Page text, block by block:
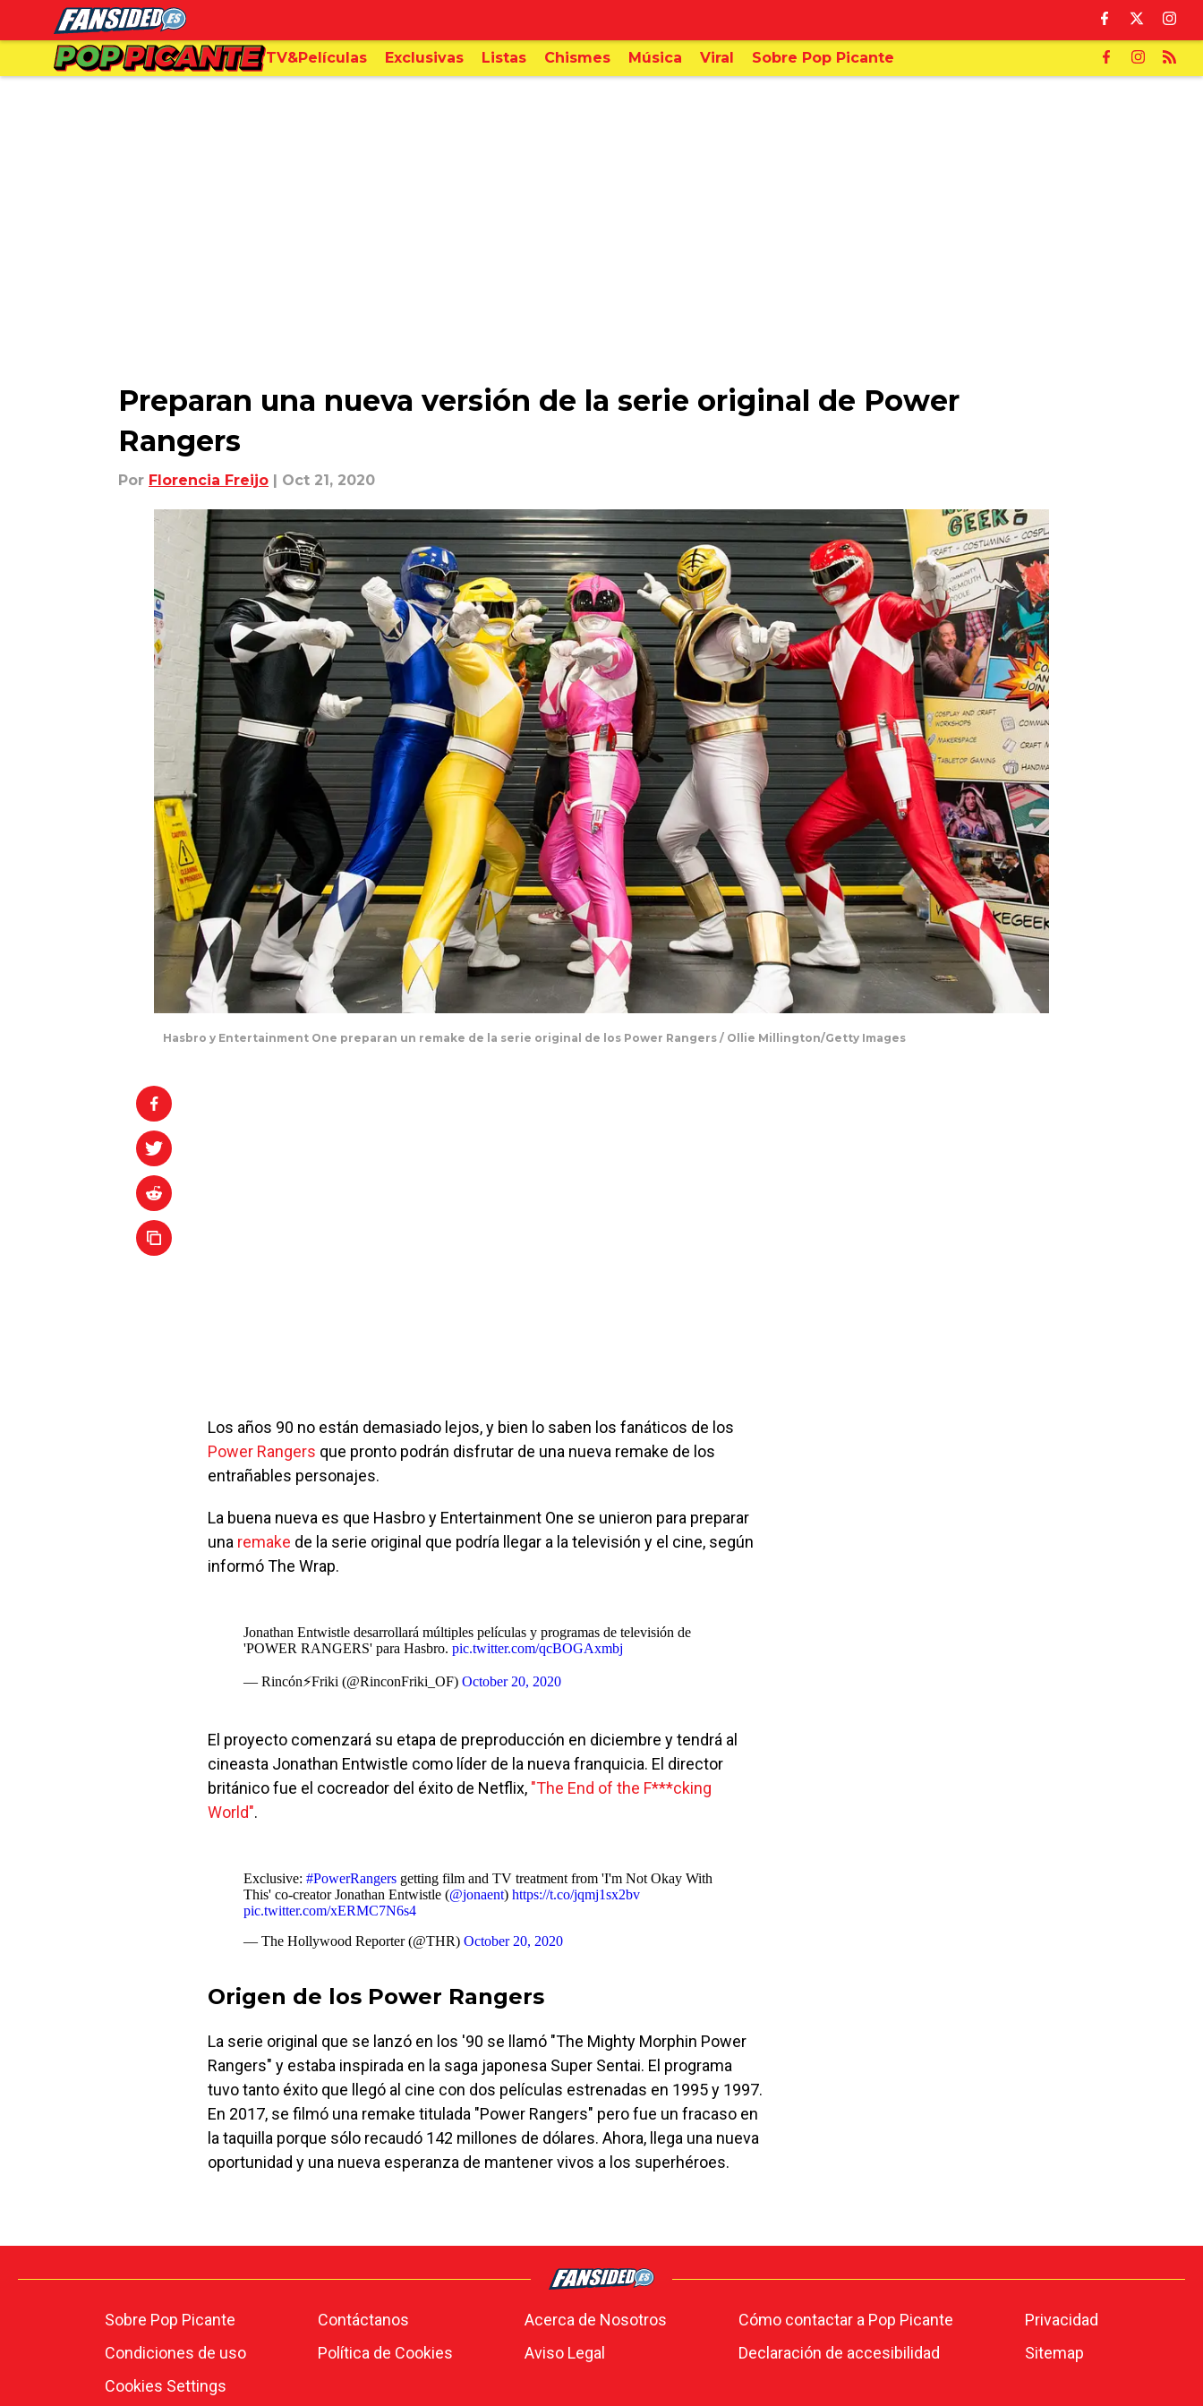
TV&Películas Exclusivas Listas Chismes Música Viral Sobre Pop Picante
Preparan una nueva versión de la serie original de Power
Rangers
Por Florencia Freijo | Oct 21, 2020
Hasbro y Entertainment One preparan un remake de la serie original de los Power Rangers / Ollie Millington/Getty Images
Los años 90 no están demasiado lejos, y bien lo saben los fanáticos de los
Power Rangers que pronto podrán disfrutar de una nueva remake de los
entrañables personajes.
La buena nueva es que Hasbro y Entertainment One se unieron para preparar
una remake de la serie original que podría llegar a la televisión y el cine, según
informó The Wrap.
Jonathan Entwistle desarrollará múltiples películas y programas de televisión de
'POWER RANGERS' para Hasbro. pic.twitter.com/qcBOGAxmbj
— Rincón⚡Friki (@RinconFriki_OF) October 20, 2020
El proyecto comenzará su etapa de preproducción en diciembre y tendrá al
cineasta Jonathan Entwistle como líder de la nueva franquicia. El director
británico fue el cocreador del éxito de Netflix, "The End of the F***cking
World".
Exclusive: #PowerRangers getting film and TV treatment from 'I'm Not Okay With
This' co-creator Jonathan Entwistle (@jonaent) https://t.co/jqmj1sx2bv
pic.twitter.com/xERMC7N6s4
— The Hollywood Reporter (@THR) October 20, 2020
Origen de los Power Rangers
La serie original que se lanzó en los '90 se llamó "The Mighty Morphin Power
Rangers" y estaba inspirada en la saga japonesa Super Sentai. El programa
tuvo tanto éxito que llegó al cine con dos películas estrenadas en 1995 y 1997.
En 2017, se filmó una remake titulada "Power Rangers" pero fue un fracaso en
la taquilla porque sólo recaudó 142 millones de dólares. Ahora, llega una nueva
oportunidad y una nueva esperanza de mantener vivos a los superhéroes.
Sobre Pop Picante Contáctanos Acerca de Nosotros Cómo contactar a Pop Picante
Privacidad
Condiciones de uso
Política de Cookies Aviso Legal Declaración de accesibilidad
Sitemap
Cookies Settings